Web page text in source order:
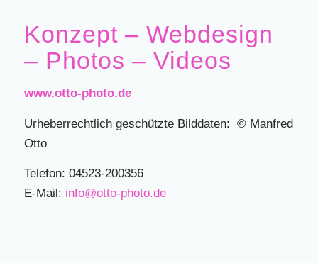
Konzept – Webdesign
– Photos – Videos
www.otto-photo.de
Urheberrechtlich geschützte Bilddaten: ©Manfred
Otto
Telefon: 04523-200356
E-Mail: info@otto-photo.de